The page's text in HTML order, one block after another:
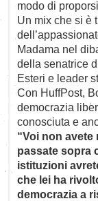
modo di
Un mix che si è
Madama nel
della senatrice
Esteri e leader
Con HuffPost,
democrazia
conosciuta e
“Voi non
passate sopra
istituzioni
che lei ha
democrazia a